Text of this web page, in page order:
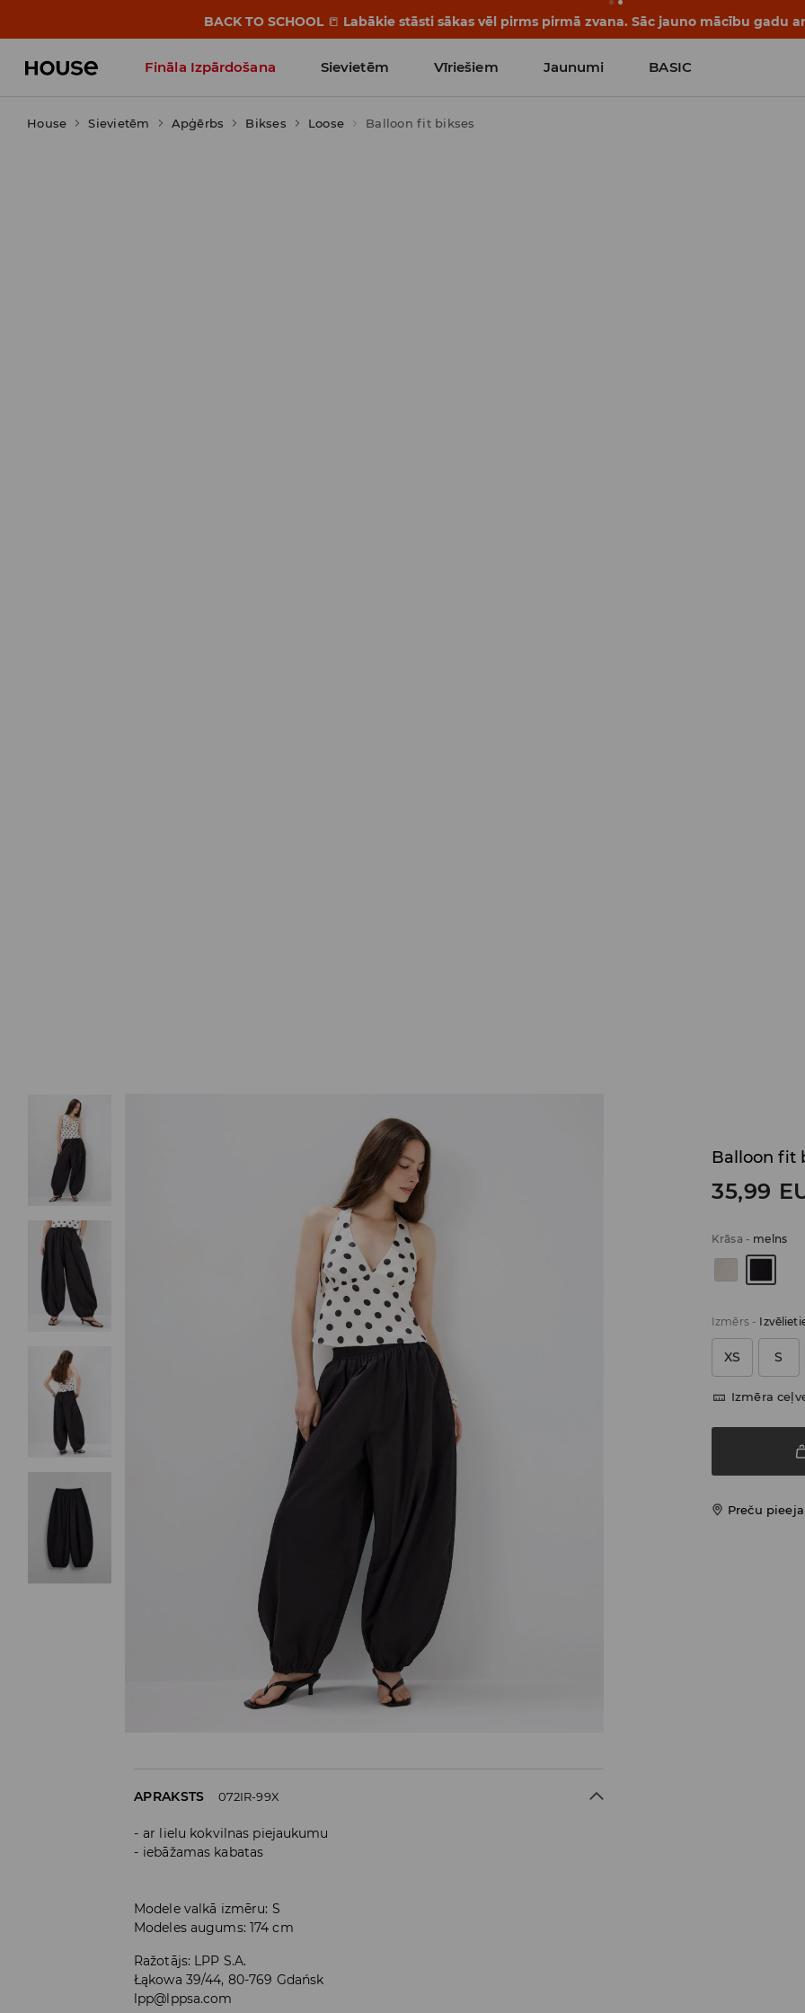
BACK TO SCHOOL 📒 Labākie stāsti sākas vēl pirms pirmā zvana. Sāc jauno mācību gadu
Fināla Izpārdošana Sievietēm Vīriešiem Jaunumi BASIC
Influencers' Faves
House Sievietēm Apģērbs Bikses Loose Balloon fit bikses
Balloon fit
35,99
Krāsa - melns
Izmērs-
XS S
Izmēra
Preču
APRAKSTS 072IR-99X
ar lielu kokvilnas piejaukumu
iebāžamas kabatas
Modele valkā izmēru: S
Modeles augums: 174 cm
Ražotājs: LPP S.A.
Łąkowa 39/44, 80-769 Gdańsk
lpp@lppsa.com